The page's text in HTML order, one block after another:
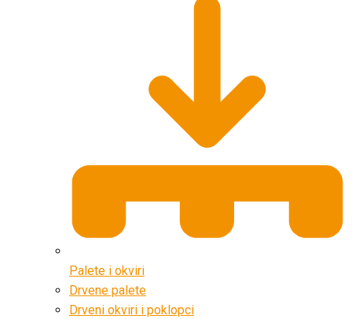
Palete i okviri
Drvene palete
Drveni okviri i poklopci